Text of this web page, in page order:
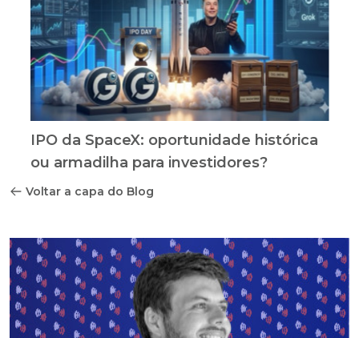
IPO da SpaceX: oportunidade histórica
ou armadilha para investidores?
Voltar a capa do Blog